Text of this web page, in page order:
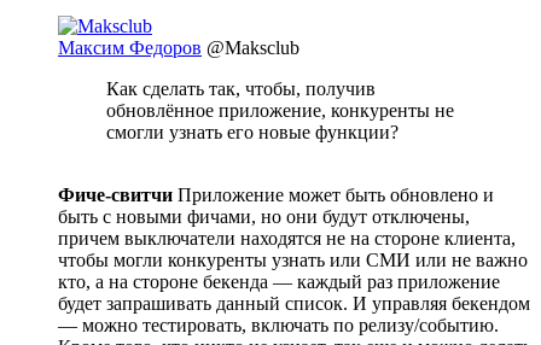
Максим Федоров @Maksclub
Как сделать так, чтобы, получив
обновлённое приложение, конкуренты не
смогли узнать его новые функции?
Фиче-свитчи Приложение может быть обновлено и
быть с новыми фичами, но они будут отключены,
причем выключатели находятся не на стороне клиента,
чтобы могли конкуренты узнать или СМИ или не важно
кто, а на стороне бекенда — каждый раз приложение
будет запрашивать данный список. И управляя бекендом
— можно тестировать, включать по релизу/событию.